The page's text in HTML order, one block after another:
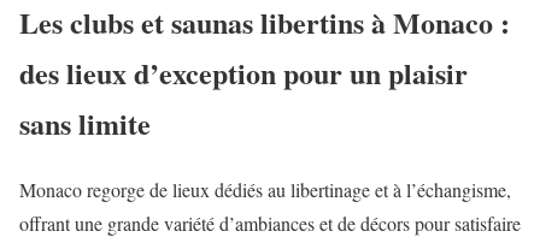
Les clubs et saunas libertins à Monaco :
des lieux d’exception pour un plaisir
sans limite
Monaco regorge de lieux dédiés au libertinage et à l’échangisme,
offrant une grande variété d’ambiances et de décors pour satisfaire